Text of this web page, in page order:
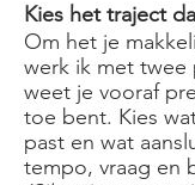
​Kies het traject
Om het je
werk ik met twee
weet je vooraf
toe bent. Kies
past en wat
tempo, vraag en